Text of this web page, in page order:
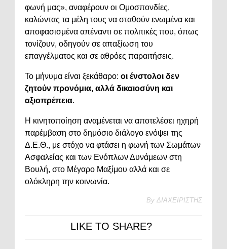
φωνή μας», αναφέρουν οι Ομοσπονδίες,
καλώντας τα μέλη τους να σταθούν ενωμένα και
αποφασισμένα απέναντι σε πολιτικές που, όπως
τονίζουν, οδηγούν σε απαξίωση του
επαγγέλματος και σε αθρόες παραιτήσεις.
Το μήνυμα είναι ξεκάθαρο: οι ένστολοι δεν
ζητούν προνόμια, αλλά δικαιοσύνη και
αξιοπρέπεια.
Η κινητοποίηση αναμένεται να αποτελέσει ηχηρή
παρέμβαση στο δημόσιο διάλογο ενόψει της
Δ.Ε.Θ., με στόχο να φτάσει η φωνή των Σωμάτων
Ασφαλείας και των Ενόπλων Δυνάμεων στη
Βουλή, στο Μέγαρο Μαξίμου αλλά και σε
ολόκληρη την κοινωνία.
By ΔΙΑΧΕΙΡΙΣΤΗΣ
LIKE TO SHARE?